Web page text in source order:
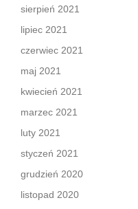
sierpień 2021
lipiec 2021
czerwiec 2021
maj 2021
kwiecień 2021
marzec 2021
luty 2021
styczeń 2021
grudzień 2020
listopad 2020